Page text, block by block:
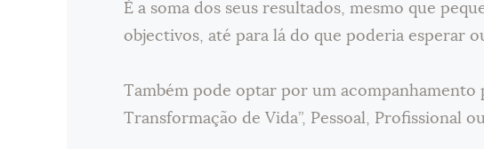
É a soma dos seus resultados, mesmo que
objectivos, até para lá do que poderia esperar
Também pode optar por um acompanhamento
Transformação de Vida”, Pessoal, Profissional